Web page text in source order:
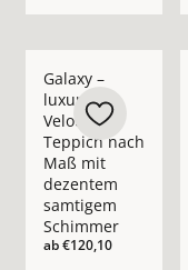
Galaxy –
luxuriöser
Velours-
Teppich nach
Maß mit
dezentem
samtigem
Schimmer
ab€120,10